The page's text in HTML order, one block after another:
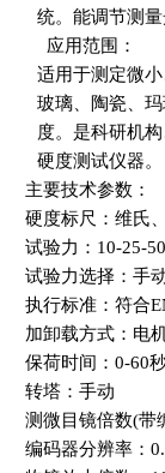
统。能调节测
应用范围：
适用于测定微
玻璃、陶瓷、
度。是科研机
硬度测试仪器。
主要技术参数：
硬度标尺：维氏
试验力：10-25-
试验力选择：手
执行标准：符合
加卸载方式：电
保荷时间：0-60
转塔：手动
测微目镜倍数(带
编码器分辨率：